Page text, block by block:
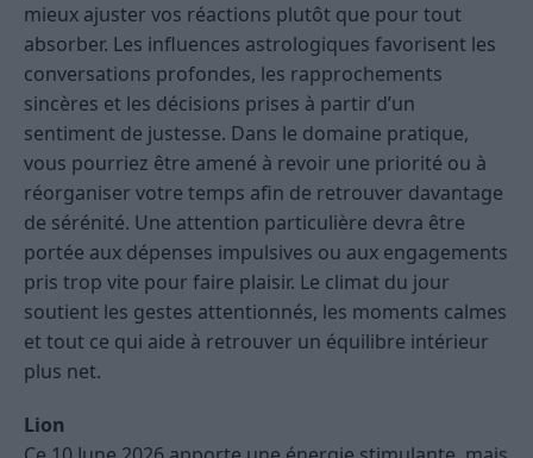
mieux ajuster vos réactions plutôt que pour tout
absorber. Les influences astrologiques favorisent les
conversations profondes, les rapprochements
sincères et les décisions prises à partir d’un
sentiment de justesse. Dans le domaine pratique,
vous pourriez être amené à revoir une priorité ou à
réorganiser votre temps afin de retrouver davantage
de sérénité. Une attention particulière devra être
portée aux dépenses impulsives ou aux engagements
pris trop vite pour faire plaisir. Le climat du jour
soutient les gestes attentionnés, les moments calmes
et tout ce qui aide à retrouver un équilibre intérieur
plus net.
Lion